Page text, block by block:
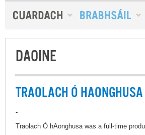
DAOINE
TRAOLACH Ó HAONGHUSA
-
Traolach Ó hAonghusa was a full-time